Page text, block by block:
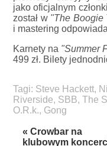
jako oficjalnym
został w "The Boogie
i mastering
Karnety na "Summer
499 zł. Bilety
Tagi: Steve Hackett,
Riverside, SBB,The
O.R.k., Gong
« Crowbar na
klubowym